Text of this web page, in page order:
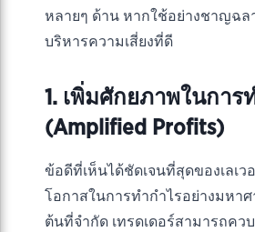
หลายๆ ด้าน หากใช้อย่างชาญฉล
บริหารความเสี่ยงที่ดี
1. เพิ่มศักยภาพในการ
(Amplified Profits)
ข้อดีที่เห็นได้ชัดเจนที่สุดของเลเว
โอกาสในการทำกำไรอย่างมหาศ
ต้นที่จำกัด เทรดเดอร์สามารถค